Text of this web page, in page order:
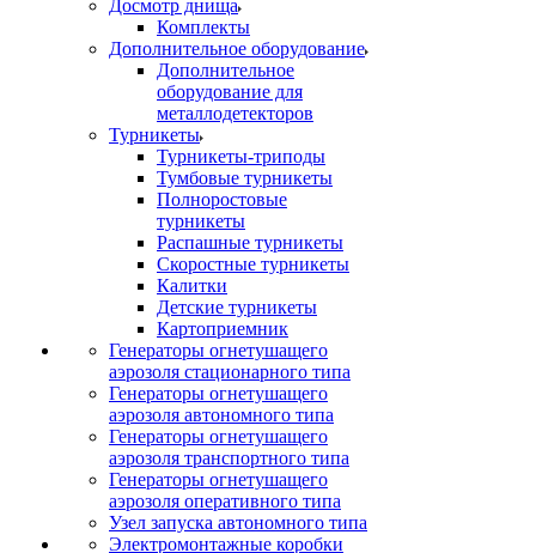
Досмотр днища
Комплекты
Дополнительное оборудование
Дополнительное
оборудование для
металлодетекторов
Турникеты
Турникеты-триподы
Тумбовые турникеты
Полноростовые
турникеты
Распашные турникеты
Скоростные турникеты
Калитки
Детские турникеты
Картоприемник
Генераторы огнетушащего
аэрозоля стационарного типа
Генераторы огнетушащего
аэрозоля автономного типа
Генераторы огнетушащего
аэрозоля транспортного типа
Генераторы огнетушащего
аэрозоля оперативного типа
Узел запуска автономного типа
Электромонтажные коробки